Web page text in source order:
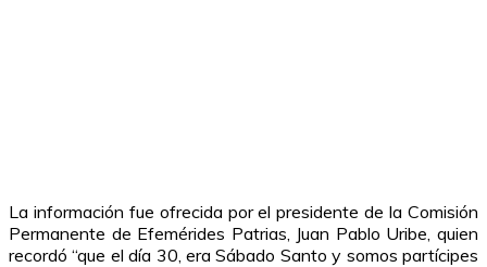
La información fue ofrecida por el presidente de la Comisión
Permanente de Efemérides Patrias, Juan Pablo Uribe, quien
recordó “que el día 30, era Sábado Santo y somos partícipes